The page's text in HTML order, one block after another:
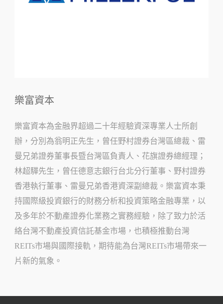
樂富資本
樂富資本為金融界超過二十年經驗資深專業人士所創
辦，分別為翁明正先生，曾任野村證券台灣區總裁、雷
曼兄弟證券董事長暨台灣區負責人、花旗證券總經理；
林超驊先生，曾任德意志銀行台北分行董事、野村證券
香港執行董事、雷曼兄弟香港資深副總裁。樂富資本秉
持國際級投資銀行的財務分析和投資策略金融專業，以
及多年於不動產證券化業務之實務經驗，除了致力於活
絡台灣不動產投資信託基金市場，也積極推動台灣
REITs市場與國際接軌，期待能為台灣REITs市場帶來一
片新的氣象。